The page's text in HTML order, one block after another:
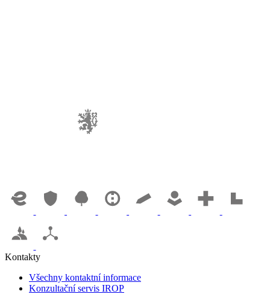
Kontakty
Všechny kontaktní informace
Konzultační servis IROP